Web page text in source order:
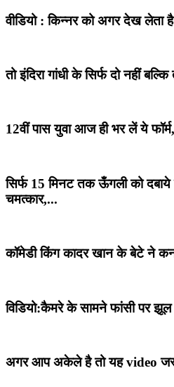
वीडियो : किन्नर को अगर देख लेता
तो इंदिरा गांधी के सिर्फ दो नहीं
12वीं पास युवा आज ही भर लें ये
सिर्फ 15 मिनट तक ऊँगली को
चमत्कार,...
कॉमेडी ‌किंग कादर खान के बेटे ने
विडियो:कैमरे के सामने फांसी पर झूल
अगर आप अकेले है तो यह video